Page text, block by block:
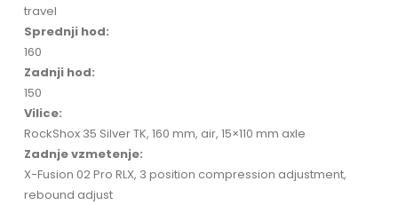
travel
Sprednji hod:
160
Zadnji hod:
150
Vilice:
RockShox 35 Silver TK, 160 mm, air, 15×110 mm axle
Zadnje vzmetenje:
X-Fusion 02 Pro RLX, 3 position compression adjustment,
rebound adjust